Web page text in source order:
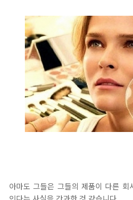
아마도 그들은 그들의 제품이 다른 회